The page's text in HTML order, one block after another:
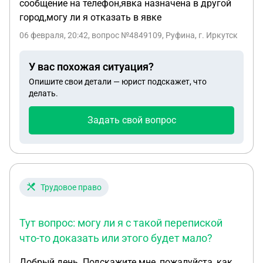
сообщение на телефон,явка назначена в другой
город,могу ли я отказать в явке
06 февраля, 20:42, вопрос №4849109, Руфина, г. Иркутск
У вас похожая ситуация?
Опишите свои детали — юрист подскажет, что
делать.
Задать свой вопрос
Трудовое право
Тут вопрос: могу ли я с такой перепиской
что-то доказать или этого будет мало?